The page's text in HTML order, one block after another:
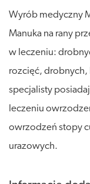
Wyrób medyczny
Manuka na rany
w leczeniu:
rozcięć, drobnych,
specjalisty
leczeniu
owrzodzeń stopy
urazowych.